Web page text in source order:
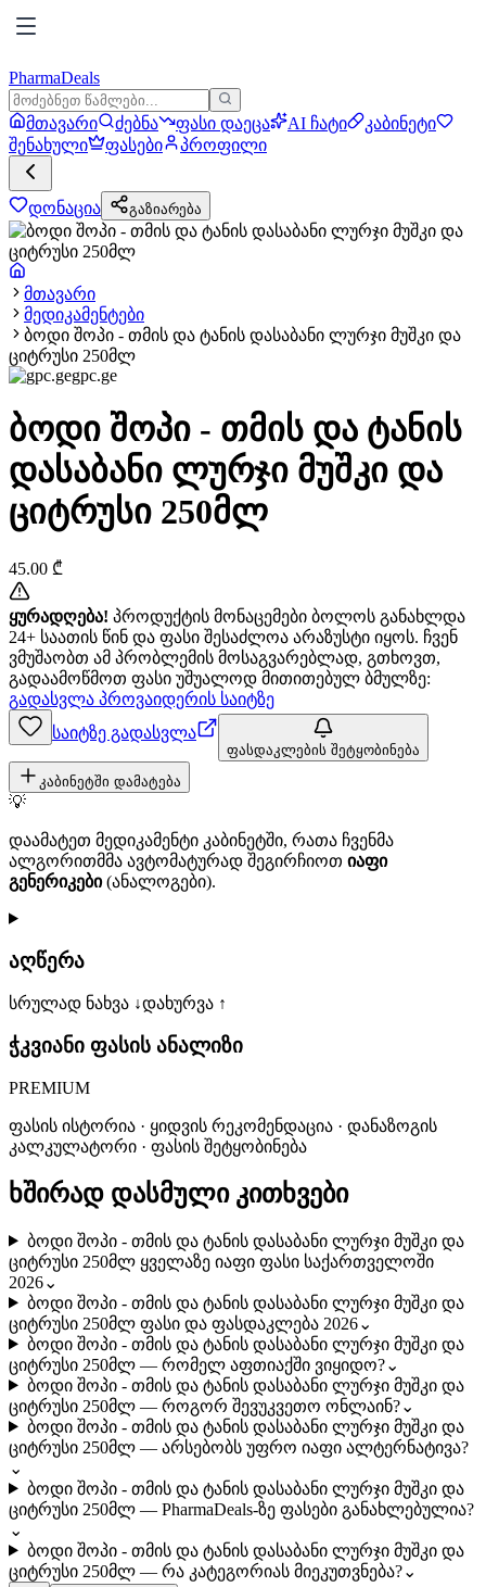
PharmaDeals
მთავარი ძებნა ფასი დაეცა AI ჩატი
კაბინეტი
შენახული
ფასები პროფილი
დონაცია გაზიარება
მთავარი
მედიკამენტები
ბოდი შოპი - თმის და ტანის დასაბანი ლურჯი მუშკი და
ციტრუსი 250მლ
gpc.ge
ბოდი შოპი - თმის და ტანის
დასაბანი ლურჯი მუშკი და
ციტრუსი 250მლ
45.00 ₾
ყურადღება! პროდუქტის მონაცემები ბოლოს განახლდა
24+ საათის წინ და ფასი შესაძლოა არაზუსტი იყოს. ჩვენ
ვმუშაობთ ამ პრობლემის მოსაგვარებლად, გთხოვთ,
გადაამოწმოთ ფასი უშუალოდ მითითებულ ბმულზე:
გადასვლა პროვაიდერის საიტზე
საიტზე გადასვლა
ფასდაკლების შეტყობინება
კაბინეტში დამატება
💡
დაამატეთ მედიკამენტი კაბინეტში, რათა ჩვენმა
ალგორითმმა ავტომატურად შეგირჩიოთ იაფი
გენერიკები(ანალოგები).
აღწერა
სრულად ნახვა ↓დახურვა ↑
ჭკვიანი ფასის ანალიზი
PREMIUM
ფასის ისტორია · ყიდვის რეკომენდაცია · დანაზოგის
კალკულატორი · ფასის შეტყობინება
ხშირად დასმული კითხვები
ბოდი შოპი - თმის და ტანის დასაბანი ლურჯი მუშკი და
ციტრუსი 250მლ ყველაზე იაფი ფასი საქართველოში
2026⌄
ბოდი შოპი - თმის და ტანის დასაბანი ლურჯი მუშკი და
ციტრუსი 250მლ ფასი და ფასდაკლება 2026⌄
ბოდი შოპი - თმის და ტანის დასაბანი ლურჯი მუშკი და
ციტრუსი 250მლ — რომელ აფთიაქში ვიყიდო?⌄
ბოდი შოპი - თმის და ტანის დასაბანი ლურჯი მუშკი და
ციტრუსი 250მლ — როგორ შევუკვეთო ონლაინ?⌄
ბოდი შოპი - თმის და ტანის დასაბანი ლურჯი მუშკი და
ციტრუსი 250მლ — არსებობს უფრო იაფი ალტერნატივა?
⌄
ბოდი შოპი - თმის და ტანის დასაბანი ლურჯი მუშკი და
ციტრუსი 250მლ — PharmaDeals-ზე ფასები განახლებულია?
⌄
ბოდი შოპი - თმის და ტანის დასაბანი ლურჯი მუშკი და
ციტრუსი 250მლ — რა კატეგორიას მიეკუთვნება?⌄